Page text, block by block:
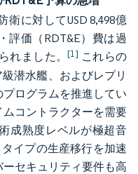
衛に対してUSD 8,498億
評価（RDT&E）費は過
れました。[1] これらの
潜水艦、およびレプリ
ログラムを推進してい
コントラクターを需要
成熟度レベルが極超音
イプの生産移行を加速
セキュリティ要件も高